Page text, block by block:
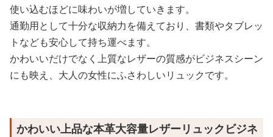
使い込むほどに味わいが増していきます。
通勤用として十分な収納力を備えており、書類やタブレッ
トなども安心して持ち運べます。
かわいいだけでなく上質なレザーの質感がビジネスシーン
にも映え、大人の女性にふさわしいリュックです。
かわいい上品な本革大容量レザーリュックビジネ